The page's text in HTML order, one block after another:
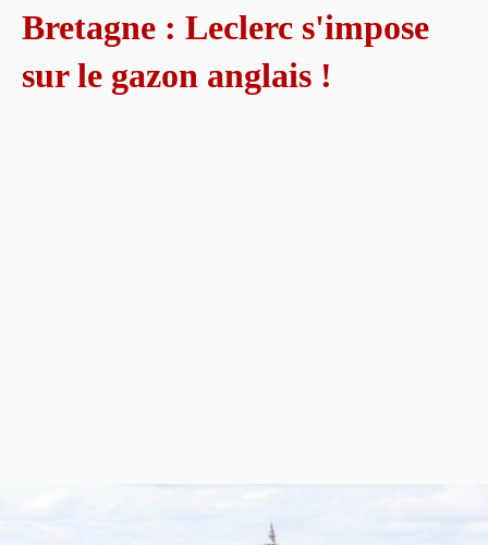
Bretagne : Leclerc s'impose
sur le gazon anglais !